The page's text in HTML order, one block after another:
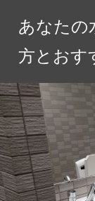
ツ
へ
ス
キ
ッ
プ
あなたの
方とおす